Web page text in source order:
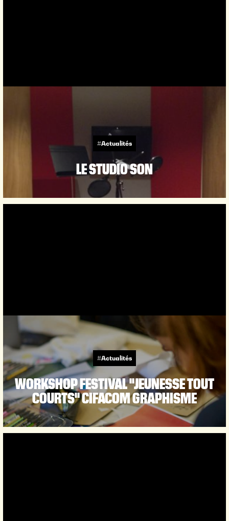
#Actualités
LE STUDIO SON
#Actualités
WORKSHOP FESTIVAL "JEUNESSE TOUT
COURTS" CIFACOM GRAPHISME